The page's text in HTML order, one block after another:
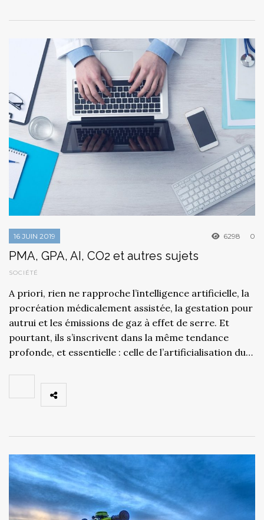
16 JUIN 2019 6298 0
PMA, GPA, AI, CO2 et autres sujets
SOCIÉTÉ
A priori, rien ne rapproche l’intelligence artificielle, la
procréation médicalement assistée, la gestation pour
autrui et les émissions de gaz à effet de serre. Et
pourtant, ils s’inscrivent dans la même tendance
profonde, et essentielle : celle de l’artificialisation du…